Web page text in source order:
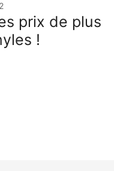
prix de plus
!